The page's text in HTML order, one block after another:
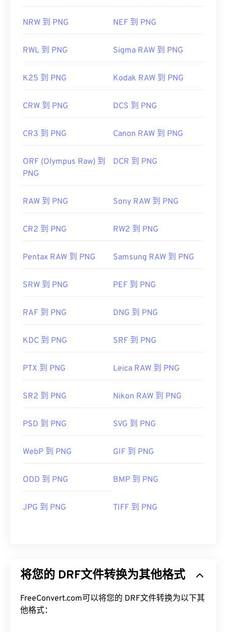
NRW 到 PNG NEF 到 PNG
RWL 到 PNG Sigma RAW 到 PNG
K25 到 PNG Kodak RAW 到 PNG
CRW 到 PNG DCS 到 PNG
CR3 到 PNG Canon RAW 到 PNG
ORF (Olympus Raw) 到
PNG
DCR 到 PNG
RAW 到 PNG Sony RAW 到 PNG
CR2 到 PNG RW2 到 PNG
Pentax RAW 到 PNG Samsung RAW 到 PNG
SRW 到 PNG PEF 到 PNG
RAF 到 PNG DNG 到 PNG
KDC 到 PNG SRF 到 PNG
PTX 到 PNG Leica RAW 到 PNG
SR2 到 PNG Nikon RAW 到 PNG
PSD 到 PNG SVG 到 PNG
WebP 到 PNG GIF 到 PNG
ODD 到 PNG BMP 到 PNG
JPG 到 PNG TIFF 到 PNG
将您的 DRF文件转换为其他格式
FreeConvert.com可以将您的 DRF文件转换为以下其
他格式：